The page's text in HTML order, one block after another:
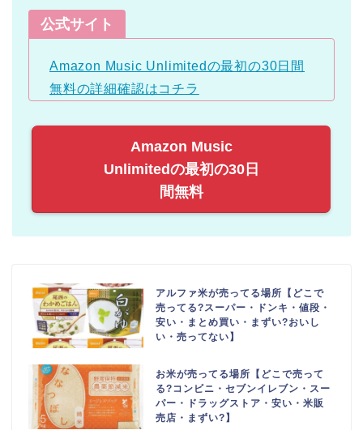
公式サイト
Amazon Music Unlimitedの最初の30日間
無料の詳細確認はコチラ
Amazon Music
Unlimitedの最初の30日
間無料
アルファ米が売ってる場所【どこで
売ってる?スーパー・ドンキ・値段・
安い・まとめ買い・まずい?おいし
い・売ってない】
お米が売ってる場所【どこで売って
る?コンビニ・セブンイレブン・スー
パー・ドラッグストア・安い・米販
売店・まずい?】